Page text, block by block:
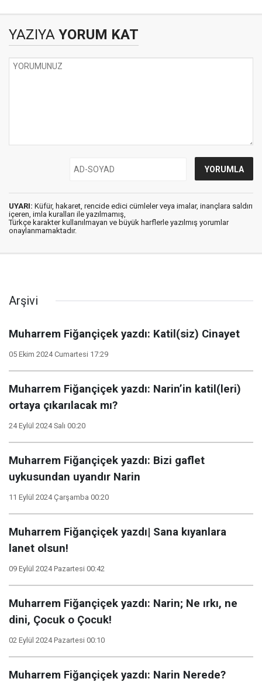
YAZIYA YORUM KAT
UYARI: Küfür, hakaret, rencide edici cümleler veya imalar, inançlara saldırı
içeren, imla kuralları ile yazılmamış,
Türkçe karakter kullanılmayan ve büyük harflerle yazılmış yorumlar
onaylanmamaktadır.
Arşivi
Muharrem Fiğançiçek yazdı: Katil(siz) Cinayet
05 Ekim 2024 Cumartesi 17:29
Muharrem Fiğançiçek yazdı: Narin’in katil(leri)
ortaya çıkarılacak mı?
24 Eylül 2024 Salı 00:20
Muharrem Fiğançiçek yazdı: Bizi gaflet
uykusundan uyandır Narin
11 Eylül 2024 Çarşamba 00:20
Muharrem Fiğançiçek yazdı| Sana kıyanlara
lanet olsun!
09 Eylül 2024 Pazartesi 00:42
Muharrem Fiğançiçek yazdı: Narin; Ne ırkı, ne
dini, Çocuk o Çocuk!
02 Eylül 2024 Pazartesi 00:10
Muharrem Fiğançiçek yazdı: Narin Nerede?